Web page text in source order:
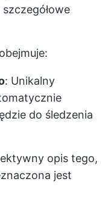
: Unikalny
do śledzenia
opis tego,
jest